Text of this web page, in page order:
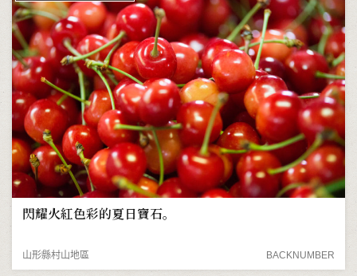
閃耀火紅色彩的夏日寶石。
山形縣村山地區 BACKNUMBER